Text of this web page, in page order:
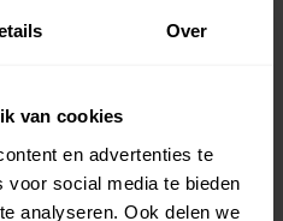
Over
van cookies
en advertenties te
voor social media te bieden
analyseren. Ook delen we
woningen (koopsom
postcodegebied. Dit